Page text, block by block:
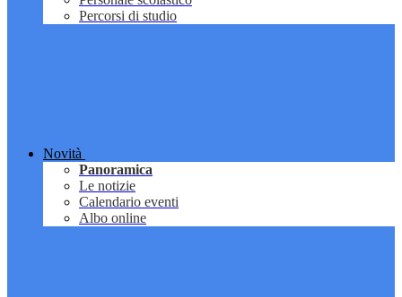
Percorsi di studio
Novità
Panoramica
Le notizie
Calendario eventi
Albo online